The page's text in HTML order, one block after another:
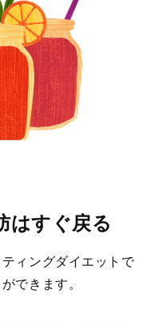
はすぐ戻る
ィングダイエットで
できます。